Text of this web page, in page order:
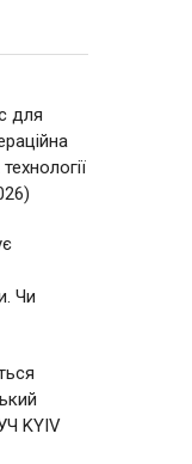
для
Чи
KYIV